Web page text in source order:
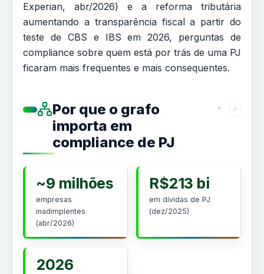
Experian, abr/2026) e a reforma tributária
aumentando a transparência fiscal a partir do
teste de CBS e IBS em 2026, perguntas de
compliance sobre quem está por trás de uma PJ
ficaram mais frequentes e mais consequentes.
Por que o grafo
importa em
compliance de PJ
~9 milhões
empresas
inadimplentes
(abr/2026)
R$213 bi
em dívidas de PJ
(dez/2025)
2026